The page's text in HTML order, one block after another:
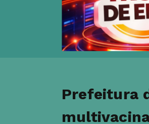
Prefeitura